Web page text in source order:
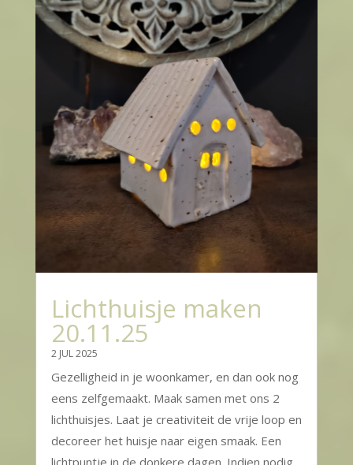
Lichthuisje maken
20.11.25
2 JUL 2025
Gezelligheid in je woonkamer, en dan ook nog
eens zelfgemaakt. Maak samen met ons 2
lichthuisjes. Laat je creativiteit de vrije loop en
decoreer het huisje naar eigen smaak. Een
lichtpuntje in de donkere dagen. Indien nodig